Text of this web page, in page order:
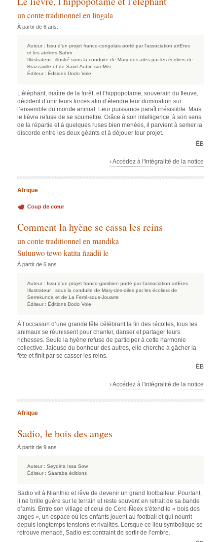
un conte traditionnel en lingala
À partir de 6 ans.
Auteur : Issu d'un projet franco-congolais porté par l'association artEres
et les ateliers Sahm
Illustrateur : illustré sous la conduite de Mary-des-ailes par les écoliers de
Brazzaville et de Saint-Aubin-sur-Mer
Éditeur : Éditions Dodo Vole
L’éléphant, maître de la forêt, et l’hippopotame, souverain du fleuve,
décident d’unir leurs forces afin d’étendre leur domination sur
l’ensemble du monde animal. Leur puissance paraît irrésistible. Mais
le lièvre refuse de se soumettre. Grâce à son intelligence, à son sens
de la répartie et à quelques ruses bien menées, il parvient à semer la
discorde entre les deux géants et à déjouer leur projet.
ÉB
› Accédez à l'intégralité de la notice
Afrique
Coup de cœur
Comment la hyène se cassa les reins
un conte traditionnel en mandika
Suluuwo tewo katita ñaadii le
À partir de 6 ans
Auteur : Issu d'un projet franco-gambien porté par l'association artEres
Illustrateur : sous la conduite de Mary-des-ailes par les écoliers de
Serrekunda et de La Ferté-sous-Jouarre
Éditeur : Éditions Dodo Vole
À l’occasion d’une grande fête célébrant la fin des récoltes, tous les
animaux se réunissent pour chanter, danser et partager leurs
richesses. Seule la hyène refuse de participer à cette harmonie
collective. Jalouse du bonheur des autres, elle cherche à gâcher la
fête et finit par se casser les reins.
ÉB
› Accédez à l'intégralité de la notice
Afrique
Sadio, le bois des anges
À partir de 9 ans
Auteur : Seydina Issa Sow
Éditeur : Saaraba éditions
Sadio vit à Nianthio et rêve de devenir un grand footballeur. Pourtant,
il ne brille guère sur le terrain et reste souvent en retrait de sa bande
d’amis. Entre son village et celui de Cere-Ñeex s’étend le « bois des
anges », un espace où les enfants jouent au football et qui nourrit
depuis longtemps tensions et rivalités. Lorsque ce lieu symbolique se
retrouve menacé, Sadio est contraint de sortir de l’ombre.